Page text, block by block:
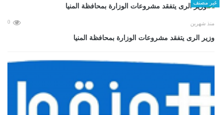
غير مصنف
منذ شهرين 0
وزير الرى يتفقد مشروعات الوزارة بمحافظة المنيا